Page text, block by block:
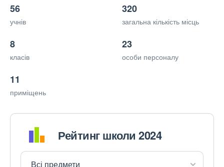
56
учнів
320
загальна кількість місць
8
класів
23
особи персоналу
11
приміщень
Рейтинг школи 2024